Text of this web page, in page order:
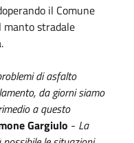
il Comune
stradale
di asfalto
da giorni siamo
a questo
Gargiulo - La